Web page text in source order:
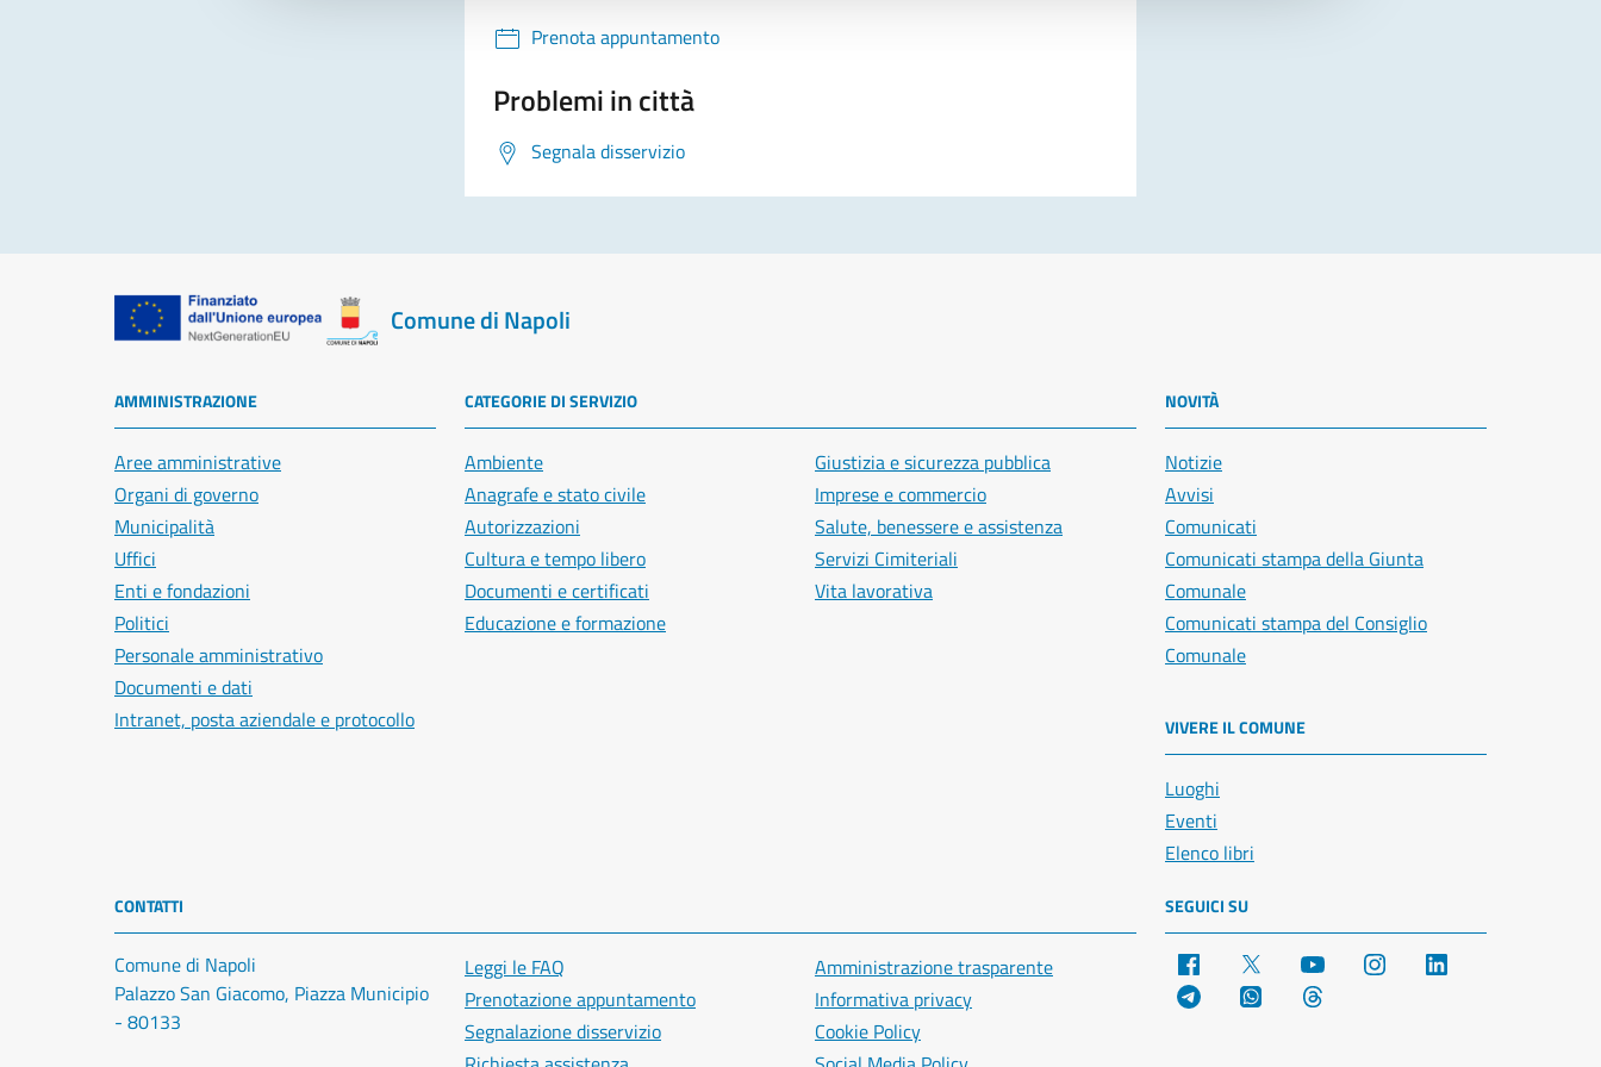
Prenota appuntamento
Problemi in città
Segnala disservizio
Comune di Napoli
AMMINISTRAZIONE
Aree amministrative
Organi di governo
Municipalità
Uffici
Enti e fondazioni
Politici
Personale amministrativo
Documenti e dati
Intranet, posta aziendale e protocollo
CATEGORIE DI SERVIZIO
Ambiente
Anagrafe e stato civile
Autorizzazioni
Cultura e tempo libero
Documenti e certificati
Educazione e formazione
Giustizia e sicurezza pubblica
Imprese e commercio
Salute, benessere e assistenza
Servizi Cimiteriali
Vita lavorativa
NOVITÀ
Notizie
Avvisi
Comunicati
Comunicati stampa della Giunta
Comunale
Comunicati stampa del Consiglio
Comunale
VIVERE IL COMUNE
Luoghi
Eventi
Elenco libri
CONTATTI
Comune di Napoli
Palazzo San Giacomo, Piazza Municipio
- 80133
Leggi le FAQ
Prenotazione appuntamento
Segnalazione disservizio
Amministrazione trasparente
Informativa privacy
Cookie Policy
SEGUICI SU
Facebook YouTube Instagram
Telegram WhatsApp